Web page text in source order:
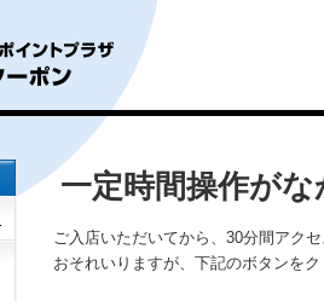
一定時間操作が
ご入店いただいてから、30分間アク
おそれいりますが、下記のボタンを